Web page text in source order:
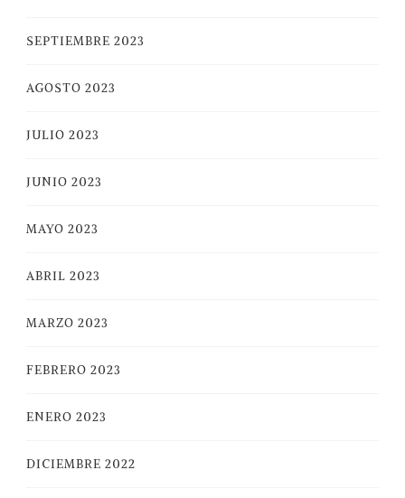
SEPTIEMBRE 2023
AGOSTO 2023
JULIO 2023
JUNIO 2023
MAYO 2023
ABRIL 2023
MARZO 2023
FEBRERO 2023
ENERO 2023
DICIEMBRE 2022